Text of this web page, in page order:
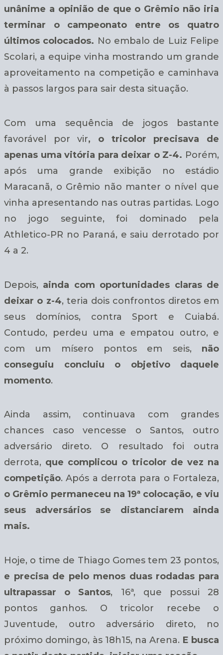
unânime a opinião de que o Grêmio não iria
terminar o campeonato entre os quatro
últimos colocados. No embalo de Luiz Felipe
Scolari, a equipe vinha mostrando um grande
aproveitamento na competição e caminhava
à passos largos para sair desta situação.
Com uma sequência de jogos bastante
favorável por vir, o tricolor precisava de
apenas uma vitória para deixar o Z-4. Porém,
após uma grande exibição no estádio
Maracanã, o Grêmio não manter o nível que
vinha apresentando nas outras partidas. Logo
no jogo seguinte, foi dominado pela
Athletico-PR no Paraná, e saiu derrotado por
4 a 2.
Depois, ainda com oportunidades claras de
deixar o z-4, teria dois confrontos diretos em
seus domínios, contra Sport e Cuiabá.
Contudo, perdeu uma e empatou outro, e
com um mísero pontos em seis, não
conseguiu concluiu o objetivo daquele
momento.
Ainda assim, continuava com grandes
chances caso vencesse o Santos, outro
adversário direto. O resultado foi outra
derrota, que complicou o tricolor de vez na
competição. Após a derrota para o Fortaleza,
o Grêmio permaneceu na 19ª colocação, e viu
seus adversários se distanciarem ainda
mais.
Hoje, o time de Thiago Gomes tem 23 pontos,
e precisa de pelo menos duas rodadas para
ultrapassar o Santos, 16ª, que possui 28
pontos ganhos. O tricolor recebe o
Juventude, outro adversário direto, no
próximo domingo, às 18h15, na Arena. E busca